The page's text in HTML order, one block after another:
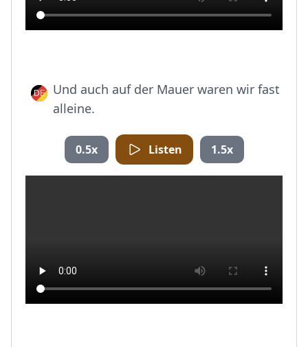
Und auch auf der Mauer waren wir fast
alleine.
0.5x Listen 1.5x